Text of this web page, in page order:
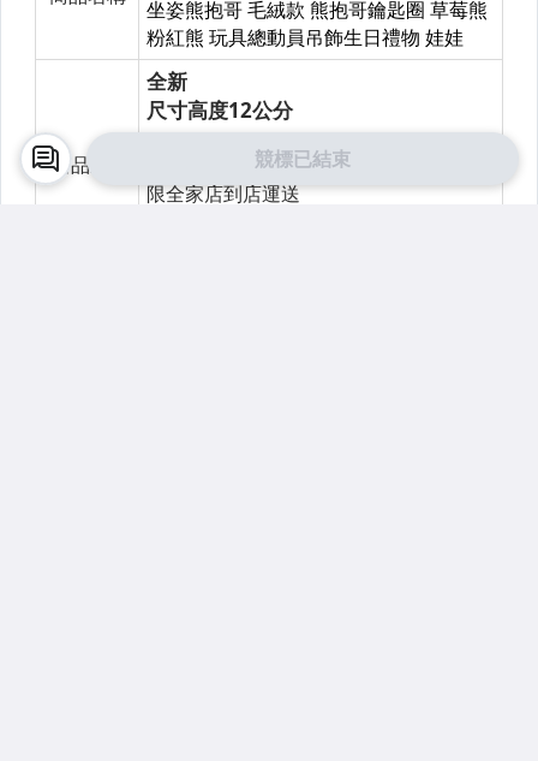
競標已結束